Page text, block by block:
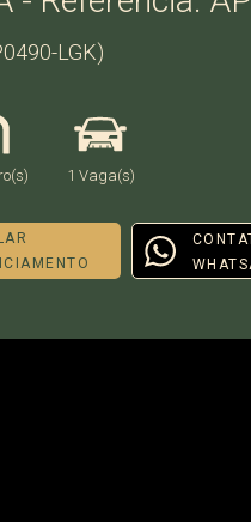
LGK)
1 Vaga(s)